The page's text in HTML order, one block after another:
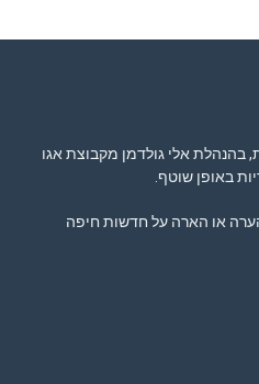
בהנהלת אלי גולדמן מקבוצת אגו
באופן שוטף.
הערה או הארה על חדשות חיפה